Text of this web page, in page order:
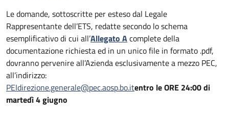
Le domande, sottoscritte per esteso dal Legale
Rappresentante dell’ETS, redatte secondo lo schema
esemplificativo di cui all’Allegato Acomplete della
documentazione richiesta ed in un unico file in formato .pdf,
dovranno pervenire all’Azienda esclusivamente a mezzo PEC,
all’indirizzo:
PEIdirezione.generale@pec.aosp.bo.itentro le ORE 24:00 di
martedì 4 giugno